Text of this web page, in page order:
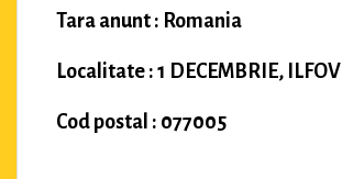
Tara anunt : Romania
Localitate : 1 DECEMBRIE, ILFOV
Cod postal : 077005